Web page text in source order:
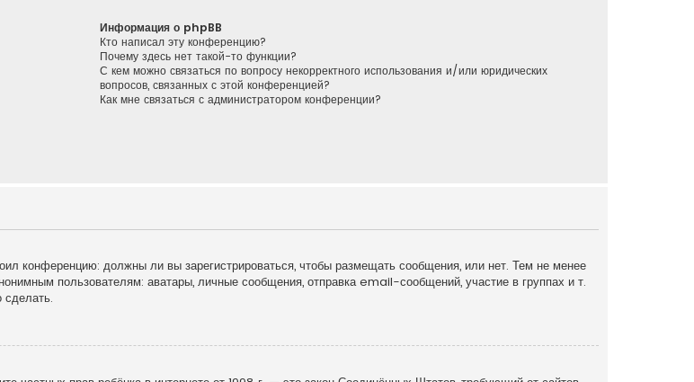
Информация о phpBB
Кто написал эту конференцию?
Почему здесь нет такой-то функции?
С кем можно связаться по вопросу некорректного использования и/или юридических
вопросов, связанных с этой конференцией?
Как мне связаться с администратором конференции?
конференцию: должны ли вы зарегистрироваться, чтобы размещать сообщения, или нет. Тем не менее
пользователям: аватары, личные сообщения, отправка email-сообщений, участие в группах и т.
сделать.